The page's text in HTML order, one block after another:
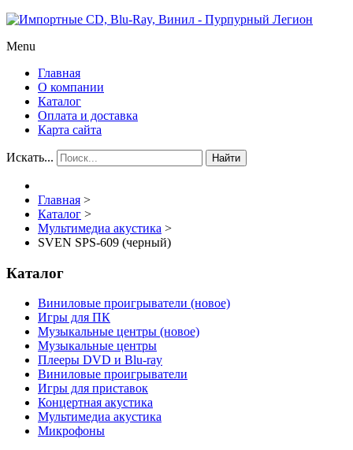
Menu
Главная
О компании
Каталог
Оплата и доставка
Карта сайта
Искать... Найти
Главная >
Каталог >
Мультимедиа акустика >
SVEN SPS-609 (черный)
Каталог
Виниловые проигрыватели (новое)
Игры для ПК
Музыкальные центры (новое)
Музыкальные центры
Плееры DVD и Blu-ray
Виниловые проигрыватели
Игры для приставок
Концертная акустика
Мультимедиа акустика
Микрофоны